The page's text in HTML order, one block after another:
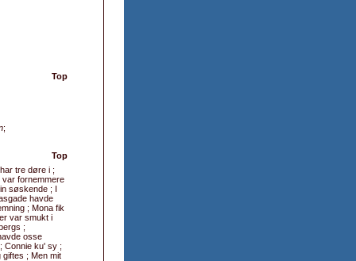
Top
;
Top
tre døre i ;
var fornemmere
søskende ; I
havde
; Mona fik
var smukt i
;
osse
Connie ku' sy ;
; Men mit